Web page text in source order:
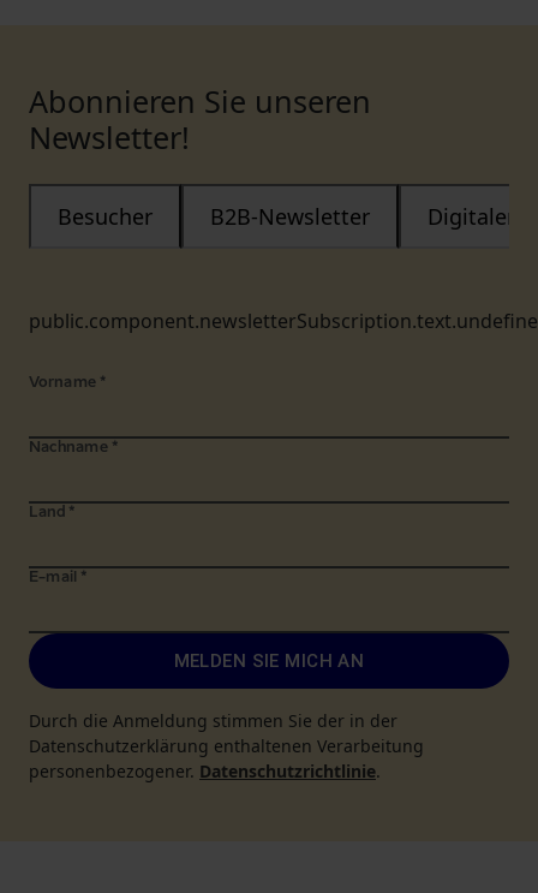
Abonnieren Sie unseren
Newsletter!
Besucher B2B-Newsletter Digitaler
Vorname *
Nachname *
Land *
E-mail *
MELDEN SIE MICH AN
Durch die Anmeldung stimmen Sie der in der
Datenschutzerklärung enthaltenen Verarbeitung
personenbezogener. Datenschutzrichtlinie.